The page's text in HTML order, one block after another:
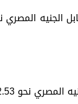
البيع نحو 52.78 جنيه